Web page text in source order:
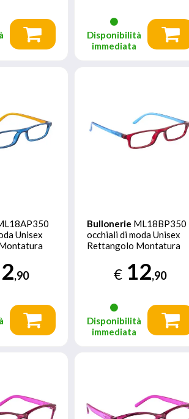
Disponibilità
immediata
Unisex
,90
Bullonerie ML18BP350
occhiali di moda Unisex
Rettangolo Montatura
€ 12,90
Disponibilità
immediata